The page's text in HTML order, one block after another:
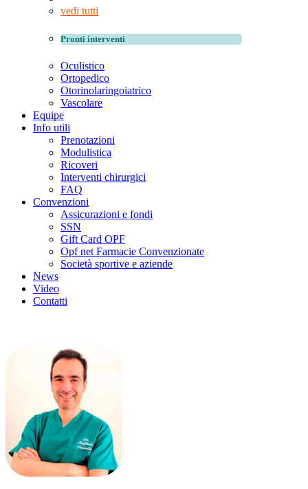
vedi tutti
Pronti interventi
Oculistico
Ortopedico
Otorinolaringoiatrico
Vascolare
Equipe
Info utili
Prenotazioni
Modulistica
Ricoveri
Interventi chirurgici
FAQ
Convenzioni
Assicurazioni e fondi
SSN
Gift Card OPF
Opf net Farmacie Convenzionate
Società sportive e aziende
News
Video
Contatti